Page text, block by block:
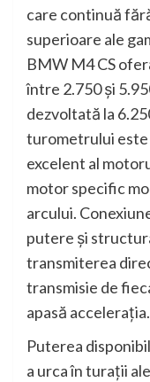
care continuă
superioare ale
BMW M4 CS
între 2.750 şi
dezvoltată la
turometrului este
excelent al
motor specific
arcului.
putere şi
transmiterea
transmisie de
apasă acceleraţia.
Puterea
a urca în turaţii